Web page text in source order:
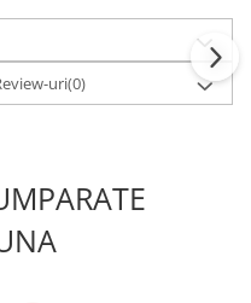
uri(0)